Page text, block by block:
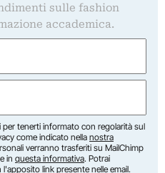
sulle fashion
accademica.
tenerti informato con regolarità sul
come indicato nella nostra
verranno trasferiti su MailChimp
in questa informativa. Potrai
link presente nelle email.